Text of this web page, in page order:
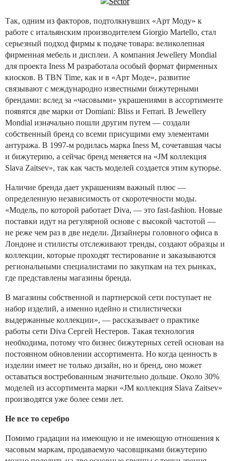
Так, одним из факторов, подтолкнувших «Арт Моду» к
работе с итальянским производителем Giorgio Martello, стал
серьезный подход фирмы к подаче товара: великолепная
фирменная мебель и дисплеи. А компания Jewellery Mondial
для проекта Iness M разработала особый формат фирменных
киосков. В TBN Time, как и в «Арт Моде», развитие
связывают с международно известными бижутерными
брендами: вслед за «часовыми» украшениями в ассортименте
появятся две марки от Domiani: Bliss и Ferrari. В Jewellery
Mondial изначально пошли другим путем — создали
собственный бренд со всеми присущими ему элементами
антуража. В 1997-м родилась марка Iness M, сочетавшая часы
и бижутерию, а сейчас бренд меняется на «JM коллекция
Slava Zaitsev», так как часть моделей создается этим кутюрье.
Наличие бренда дает украшениям важный плюс —
определенную независимость от скоротечности моды.
«Модель, по которой работает Diva, — это fast-fashion. Новые
поставки идут на регулярной основе с высокой частотой —
не реже чем раз в две недели. Дизайнеры головного офиса в
Лондоне и стилисты отслеживают тренды, создают образцы и
коллекции, которые проходят тестирование и заказываются
региональными специалистами по закупкам на тех рынках,
где представлены магазины бренда.
В магазины собственной и партнерской сети поступает не
набор изделий, а именно идейно и стилистически
выдержанные коллекции», — рассказывает о практике
работы сети Diva Сергей Нестеров. Такая технология
необходима, потому что бизнес бижутерных сетей основан на
постоянном обновлении ассортимента. Но когда ценность в
изделии имеет не только дизайн, но и бренд, оно может
оставаться востребованным значительно дольше. Около 30%
моделей из ассортимента марки «JM коллекция Slava Zaitsev»
производятся уже более семи лет.
Не все то серебро
Помимо градации на имеющую и не имеющую отношения к
часовым маркам, продаваемую часовщиками бижутерию